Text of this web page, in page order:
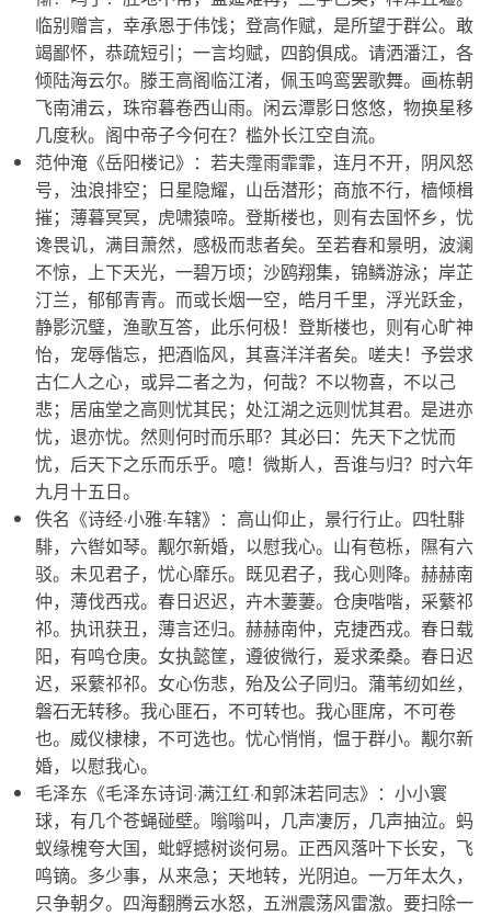
临别赠言，幸承恩于伟饯；登高作赋，是所望于群公。敢
竭鄙怀，恭疏短引；一言均赋，四韵俱成。请洒潘江，各
倾陆海云尔。滕王高阁临江渚，佩玉鸣鸾罢歌舞。画栋朝
飞南浦云，珠帘暮卷西山雨。闲云潭影日悠悠，物换星移
几度秋。阁中帝子今何在？槛外长江空自流。
范仲淹《岳阳楼记》：若夫霪雨霏霏，连月不开，阴风怒
号，浊浪排空；日星隐耀，山岳潜形；商旅不行，樯倾楫
摧；薄暮冥冥，虎啸猿啼。登斯楼也，则有去国怀乡，忧
谗畏讥，满目萧然，感极而悲者矣。至若春和景明，波澜
不惊，上下天光，一碧万顷；沙鸥翔集，锦鳞游泳；岸芷
汀兰，郁郁青青。而或长烟一空，皓月千里，浮光跃金，
静影沉璧，渔歌互答，此乐何极！登斯楼也，则有心旷神
怡，宠辱偕忘，把酒临风，其喜洋洋者矣。嗟夫！予尝求
古仁人之心，或异二者之为，何哉？不以物喜，不以己
悲；居庙堂之高则忧其民；处江湖之远则忧其君。是进亦
忧，退亦忧。然则何时而乐耶？其必曰：先天下之忧而
忧，后天下之乐而乐乎。噫！微斯人，吾谁与归？时六年
九月十五日。
佚名《诗经·小雅·车辖》：高山仰止，景行行止。四牡騑
騑，六辔如琴。觏尔新婚，以慰我心。山有苞栎，隰有六
驳。未见君子，忧心靡乐。既见君子，我心则降。赫赫南
仲，薄伐西戎。春日迟迟，卉木萋萋。仓庚喈喈，采蘩祁
祁。执讯获丑，薄言还归。赫赫南仲，克捷西戎。春日载
阳，有鸣仓庚。女执懿筐，遵彼微行，爰求柔桑。春日迟
迟，采蘩祁祁。女心伤悲，殆及公子同归。蒲苇纫如丝，
磐石无转移。我心匪石，不可转也。我心匪席，不可卷
也。威仪棣棣，不可选也。忧心悄悄，愠于群小。觏尔新
婚，以慰我心。
毛泽东《毛泽东诗词·满江红·和郭沫若同志》：小小寰
球，有几个苍蝇碰壁。嗡嗡叫，几声凄厉，几声抽泣。蚂
蚁缘槐夸大国，蚍蜉撼树谈何易。正西风落叶下长安，飞
鸣镝。多少事，从来急；天地转，光阴迫。一万年太久，
只争朝夕。四海翻腾云水怒，五洲震荡风雷激。要扫除一